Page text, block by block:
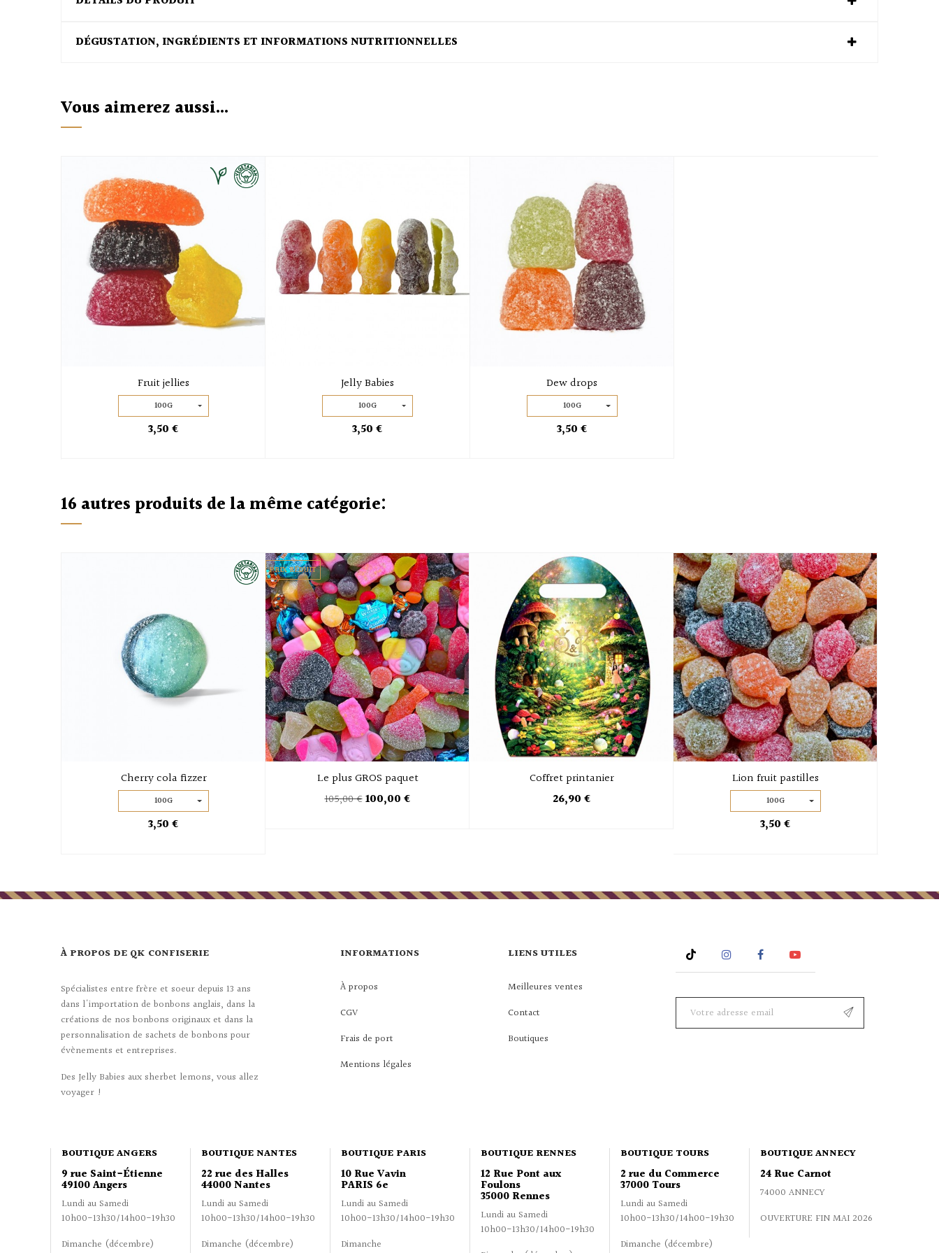
DÉGUSTATION, INGRÉDIENTS ET INFORMATIONS NUTRITIONNELLES
Vous aimerez aussi...
Fruit jellies
100G
3,50 €
Jelly Babies
100G
3,50 €
Dew drops
100G
3,50 €
16 autres produits de la même catégorie:
Cherry cola fizzer
100G
3,50 €
PRIX RÉDUIT
Le plus GROS paquet
105,00 €100,00 €
Coffret printanier
26,90 €
Lion fruit pastilles
100G
3,50 €
À PROPOS DE QK CONFISERIE
Spécialistes entre frère et soeur depuis 13 ans
dans l'importation de bonbons anglais, dans la
créations de nos bonbons originaux et dans la
personnalisation de sachets de bonbons pour
évènements et entreprises.
Des Jelly Babies aux sherbet lemons, vous allez
voyager !
INFORMATIONS
À propos
CGV
Frais de port
Mentions légales
LIENS UTILES
Meilleures ventes
Contact
Boutiques
Instagram Facebook
BOUTIQUE ANGERS
9 rue Saint-Étienne
49100 Angers
Lundi au Samedi
10h00-13h30/14h00-19h30
Dimanche (décembre)
BOUTIQUE NANTES
22 rue des Halles
44000 Nantes
Lundi au Samedi
10h00-13h30/14h00-19h30
Dimanche (décembre)
BOUTIQUE PARIS
10 Rue Vavin
PARIS 6e
Lundi au Samedi
10h00-13h30/14h00-19h30
Dimanche
BOUTIQUE RENNES
12 Rue Pont aux
Foulons
35000 Rennes
Lundi au Samedi
10h00-13h30/14h00-19h30
BOUTIQUE TOURS
2 rue du Commerce
37000 Tours
Lundi au Samedi
10h00-13h30/14h00-19h30
Dimanche (décembre)
BOUTIQUE ANNECY
24 Rue Carnot
74000 ANNECY
OUVERTURE FIN MAI 2026